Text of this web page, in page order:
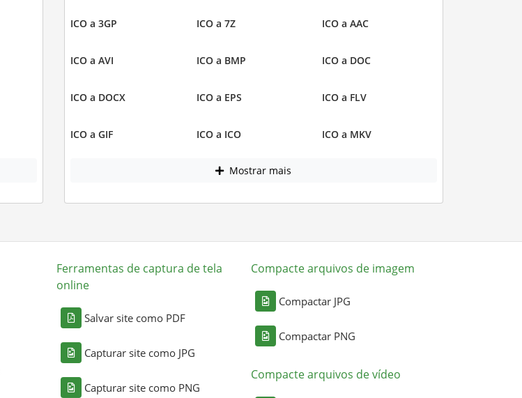
ICO a 3GP ICO a 7Z ICO a AAC
ICO a AVI ICO a BMP ICO a DOC
ICO a DOCX ICO a EPS ICO a FLV
ICO a GIF ICO a ICO ICO a MKV
Mostrar mais
Ferramentas de captura de tela
online
Salvar site como PDF
Capturar site como JPG
Capturar site como PNG
Compacte arquivos de imagem
Compactar JPG
Compactar PNG
Compacte arquivos de vídeo